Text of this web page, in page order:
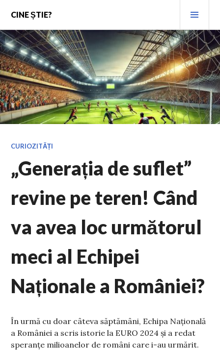
content
CINE ȘTIE?
CURIOZITĂȚI
„Generația de suflet”
revine pe teren! Când
va avea loc următorul
meci al Echipei
Naționale a României?
În urmă cu doar câteva săptămâni, Echipa Națională
a României a scris istorie la EURO 2024 și a redat
speranțe milioanelor de români care i-au urmărit.